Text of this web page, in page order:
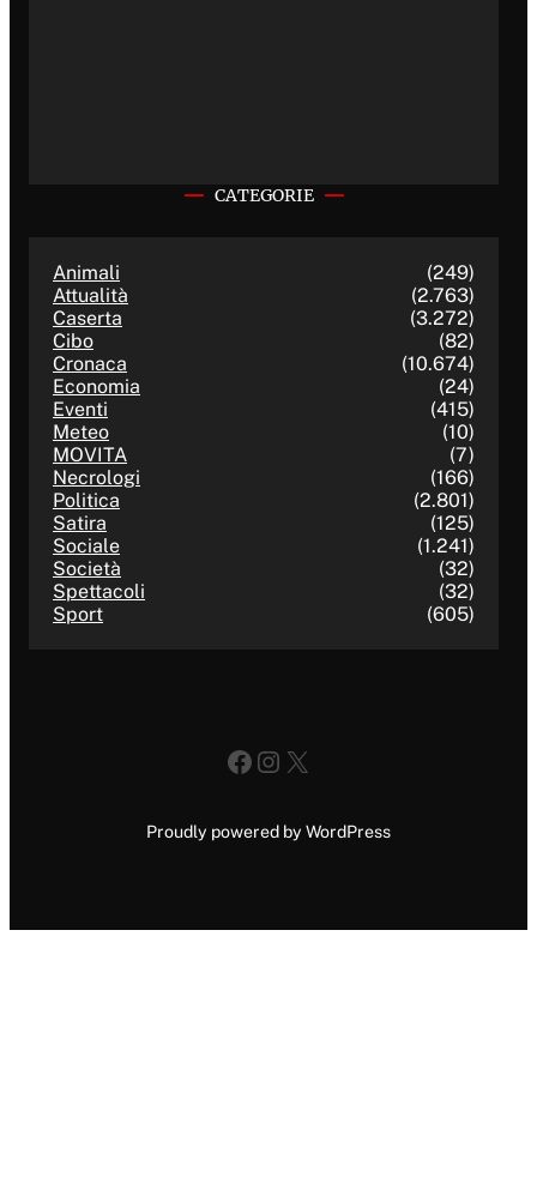
CATEGORIE
Animali
(249)
Attualità
(2.763)
Caserta
(3.272)
Cibo
(82)
Cronaca
(10.674)
Economia
(24)
Eventi
(415)
Meteo
(10)
MOVITA
(7)
Necrologi
(166)
Politica
(2.801)
Satira
(125)
Sociale
(1.241)
Società
(32)
Spettacoli
(32)
Sport
(605)
Facebook
Instagram
X
Proudly powered by WordPress